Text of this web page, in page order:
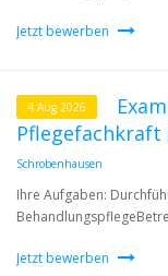
Jetzt bewerben
4 Aug 2026
Schrobenhausen
Ihre Aufgaben:
Jetzt bewerben